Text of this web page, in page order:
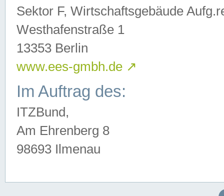
Sektor F, Wirtschaftsgebäude
Westhafenstraße 1
13353 Berlin
www.ees-gmbh.de ↗
Im Auftrag des:
ITZBund,
Am Ehrenberg 8
98693 Ilmenau